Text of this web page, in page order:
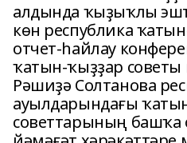
алдында ҡыҙыҡлы
көн республика
отчет-һайлау
ҡатын-ҡыҙҙар
Рәшиҙә Солтанова
ауылдарындағы
советтарының